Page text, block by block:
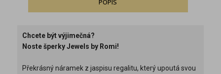
POPIS
Chcete být výjimečná?
Noste šperky Jewels by Romi!
Překrásný náramek z jaspisu regalitu, který upoutá svou